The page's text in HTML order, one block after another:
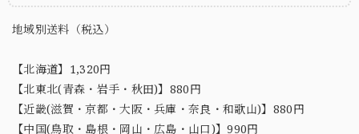
地域別送料（税込）
【北海道】1,320円
【北東北(青森・岩手・秋田)】880円
【近畿(滋賀・京都・大阪・兵庫・奈良・和歌山)】880円
【中国(鳥取・島根・岡山・広島・山口)】990円